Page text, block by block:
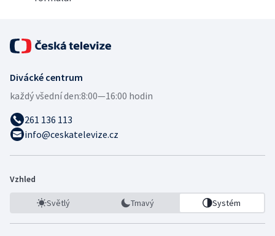
Divácké centrum
každý všední den:8:00—16:00 hodin
261 136 113
info@ceskatelevize.cz
Vzhled
Světlý Tmavý Systém